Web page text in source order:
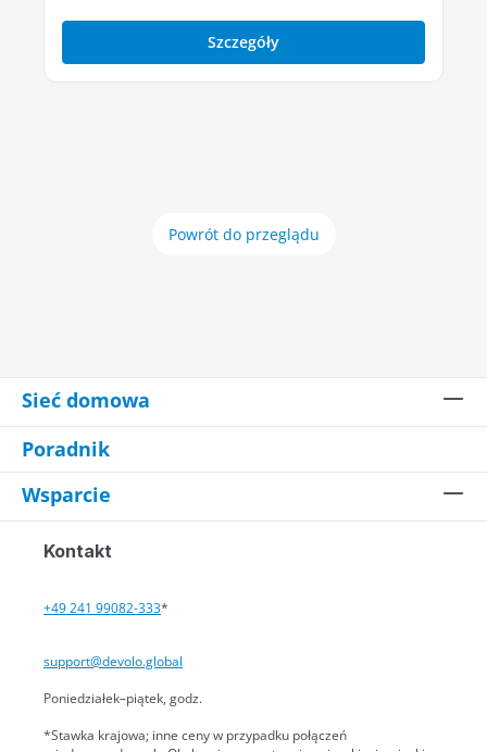
Szczegóły
Powrót do przeglądu
Sieć domowa
Poradnik
Wsparcie
Kontakt
+49 241 99082-333*
support@devolo.global
Poniedziałek–piątek, godz.
*Stawka krajowa; inne ceny w przypadku połączeń